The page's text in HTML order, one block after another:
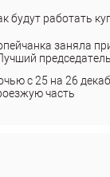
будут работать
заняла
с 25 на 26
часть